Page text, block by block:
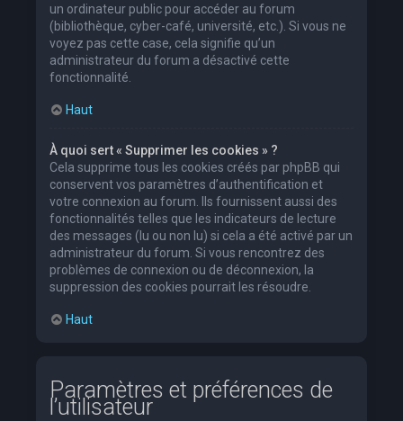
un ordinateur public pour accéder au forum
(bibliothèque, cyber-café, université, etc.). Si vous ne
voyez pas cette case, cela signifie qu’un
administrateur du forum a désactivé cette
fonctionnalité.
Haut
À quoi sert « Supprimer les cookies » ?
Cela supprime tous les cookies créés par phpBB qui
conservent vos paramètres d’authentification et
votre connexion au forum. Ils fournissent aussi des
fonctionnalités telles que les indicateurs de lecture
des messages (lu ou non lu) si cela a été activé par un
administrateur du forum. Si vous rencontrez des
problèmes de connexion ou de déconnexion, la
suppression des cookies pourrait les résoudre.
Haut
Paramètres et préférences de
l’utilisateur